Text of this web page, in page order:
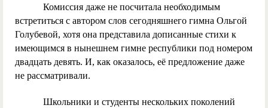
Комиссия даже не посчитала необходимым
встретиться с автором слов сегодняшнего гимна Ольгой
Голубевой, хотя она представила дописанные стихи к
имеющимся в нынешнем гимне республики под номером
двадцать девять. И, как оказалось, её предложение даже
не рассматривали.
Школьники и студенты нескольких поколений